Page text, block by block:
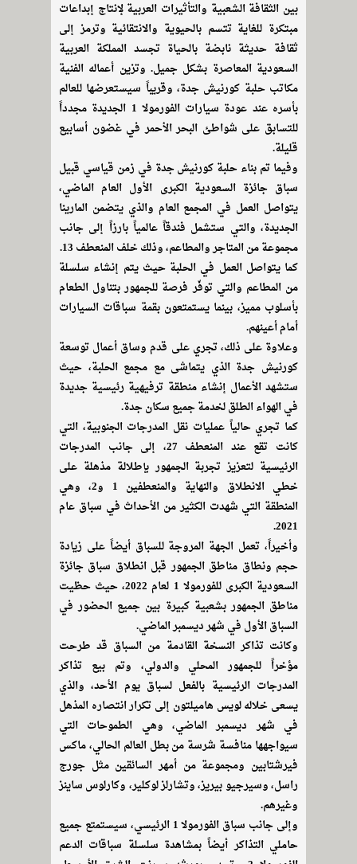
بين الثقافة الشعبية والتأثيرات العربية لإنتاج إبداعات
مبتكرة للغاية تتسم بالحيوية والانتقائية وترمز إلى
ثقافة حديثة نابضة بالحياة تجسد المملكة العربية
السعودية المعاصرة بشكل جميل. وتزين أعماله الفنية
مكاتب حلبة كورنيش جدة، وقريباً سيستعرضها للعالم
بأسره عند عودة سيارات الفورمولا 1 الجديدة مجدداً
للتسابق على شواطئ البحر الأحمر في غضون أسابيع
قليلة.
وفيما تم بناء حلبة كورنيش جدة في زمن قياسي قبيل
سباق جائزة السعودية الكبرى الأول العام الماضي،
يتواصل العمل في المجمع العام والذي يتضمن المارينا
الجديدة، والتي ستشمل فندقاً عالمياً بارزاً إلى جانب
مجموعة من المتاجر والمطاعم، وذلك خلف المنعطف 13.
كما يتواصل العمل في الحلبة حيث يتم إنشاء سلسلة
من المطاعم والتي توفّر فرصة للجمهور بتناول الطعام
بأسلوب مميز، بينما يستمتعون بقمة سباقات السيارات
أمام أعينهم.
وعلاوة على ذلك، تجري على قدم وساق أعمال توسعة
كورنيش جدة الذي يتماشى مع مجمع الحلبة، حيث
ستشهد الأعمال إنشاء منطقة ترفيهية رئيسية جديدة
في الهواء الطلق لخدمة جميع سكان جدة.
كما تجري حالياً عمليات نقل المدرجات الجنوبية، التي
كانت تقع عند المنعطف 27، إلى جانب المدرجات
الرئيسية لتعزيز تجربة الجمهور بإطلالة مذهلة على
خطي الانطلاق والنهاية والمنعطفين 1 و2، وهي
المنطقة التي شهدت الكثير من الأحداث في سباق عام
2021.
وأخيراً، تعمل الجهة المروجة للسباق أيضاً على زيادة
حجم ونطاق مناطق الجمهور قبل انطلاق سباق جائزة
السعودية الكبرى للفورمولا 1 لعام 2022، حيث حظيت
مناطق الجمهور بشعبية كبيرة بين جميع الحضور في
السباق الأول في شهر ديسمبر الماضي.
وكانت تذاكر النسخة القادمة من السباق قد طرحت
مؤخراً للجمهور المحلي والدولي، وتم بيع تذاكر
المدرجات الرئيسية بالفعل لسباق يوم الأحد، والذي
يسعى خلاله لويس هاميلتون إلى تكرار انتصاره المذهل
في شهر ديسمبر الماضي، وهي الطموحات التي
سيواجهها منافسة شرسة من بطل العالم الحالي، ماكس
فيرشتابين ومجموعة من أمهر السائقين مثل جورج
راسل، وسيرجيو بيريز، وتشارلز لوكلير، وكارلوس ساينز
وغيرهم.
وإلى جانب سباق الفورمولا 1 الرئيسي، سيستمتع جميع
حاملي التذاكر أيضاً بمشاهدة سلسلة سباقات الدعم